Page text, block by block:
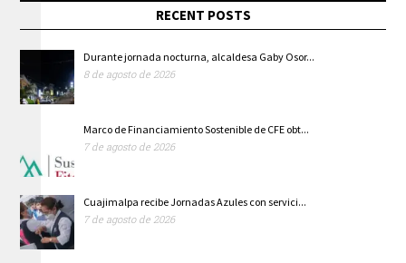
RECENT POSTS
Durante jornada nocturna, alcaldesa Gaby Osor...
8 de agosto de 2026
Marco de Financiamiento Sostenible de CFE obt...
7 de agosto de 2026
Cuajimalpa recibe Jornadas Azules con servici...
7 de agosto de 2026